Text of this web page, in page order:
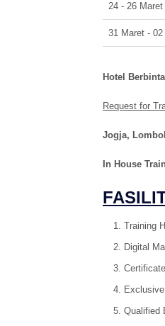
24 - 26 Maret
31 Maret -
Hotel
Request for
Jogja,
In House
Training
Digital
Certificate
Qualified